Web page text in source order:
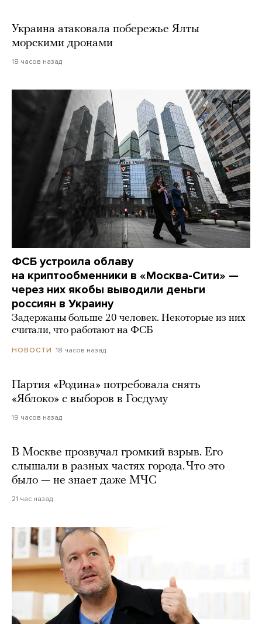
Украина атаковала побережье Ялты
морскими дронами
18 часов назад
ФСБ устроила облаву
на криптообменники в «Москва-Сити» —
через них якобы выводили деньги
россиян в Украину
Задержаны больше 20 человек. Некоторые из них
считали, что работают на ФСБ
НОВОСТИ 18 часов назад
Партия «Родина» потребовала снять
«Яблоко» с выборов в Госдуму
19 часов назад
В Москве прозвучал громкий взрыв. Его
слышали в разных частях города. Что это
было — не знает даже МЧС
21 час назад